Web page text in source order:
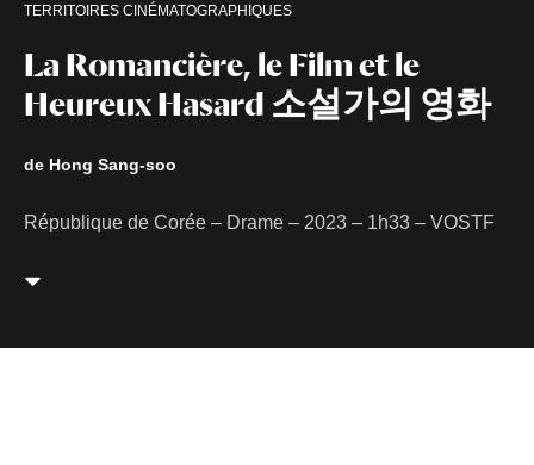
La Romancière, le Film et le
Heureux Hasard 소설가의 영화
TERRITOIRES CINÉMATOGRAPHIQUES
de Hong Sang-soo
République de Corée – Drame – 2023 – 1h33 – VOSTF